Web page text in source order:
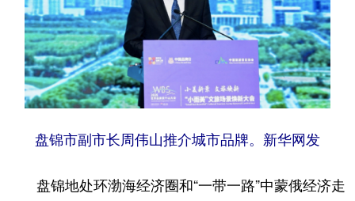
广东 广西 海南 重庆
四川 贵州 西藏
陕西 甘肃 青海 宁夏
多语种频道
盘锦市副市长周伟山推介城市品牌。新华网发
盘锦地处环渤海经济圈和“一带一路”中蒙俄经济走